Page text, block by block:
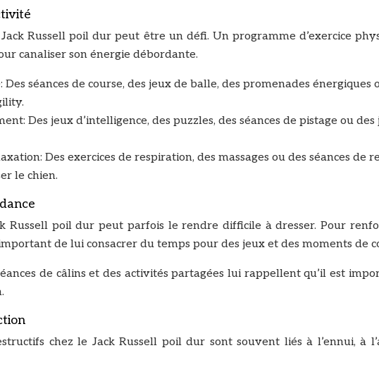
Russell poil dur peut être un défi. Un programme d’exercice
canaliser son énergie débordante.
Des séances de course, des jeux de balle, des promenades énergiques
Des jeux d’intelligence, des puzzles, des séances de pistage ou des
Des exercices de respiration, des massages ou des séances de
le chien.
Russell poil dur peut parfois le rendre difficile à dresser. Pour
de lui consacrer du temps pour des jeux et des moments de
de câlins et des activités partagées lui rappellent qu’il est
chez le Jack Russell poil dur sont souvent liés à l’ennui, à